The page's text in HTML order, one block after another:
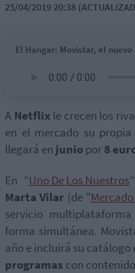
25/04/2019 20:38
El Hangar: Movistar, el
A Netflix le crecen los
en el mercado su
llegará en juniopor8
En “Uno De Los Nuestros”
Marta Vilar (de "
servicio
forma simultánea.
año e incluirá su catálogo
programas con